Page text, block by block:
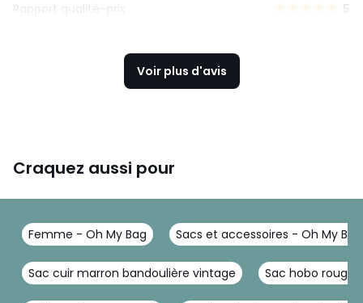
Rapport qualité-prix
5
Voir plus d'avis
Craquez aussi pour
Femme - Oh My Bag Sacs et accessoires - Oh My Bag
Sac cuir marron bandoulière vintage Sac hobo rouge